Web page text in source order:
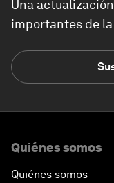
Una
importantes de
Quiénes somos
Quiénes somos